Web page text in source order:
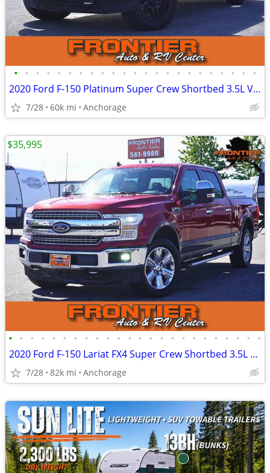
• • • • • • • • • • • • • • • • • • • • • • •
2020 Ford F-150 Platinum Super Crew Shortbed 3.5L V6 Ecoboost 4WD
7/28 60k mi Anchorage
• • • • • • • • • • • • • • • • • • • • • • • •
2020 Ford F-150 Lariat FX4 Super Crew Shortbed 3.5L V6 Ecboost 4WD
7/28 82k mi Anchorage
$35,995